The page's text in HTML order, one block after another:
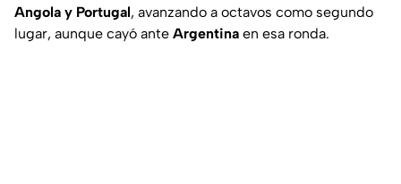
Angola y Portugal, avanzando a octavos como segundo
lugar, aunque cayó ante Argentina en esa ronda.